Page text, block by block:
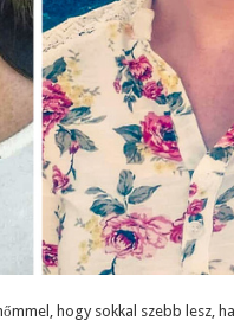
hogy sokkal szebb lesz,